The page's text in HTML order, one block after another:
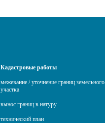
Кадастровые работы
межевание / уточнение границ земельного
участка
вынос границ в натуру
технический план